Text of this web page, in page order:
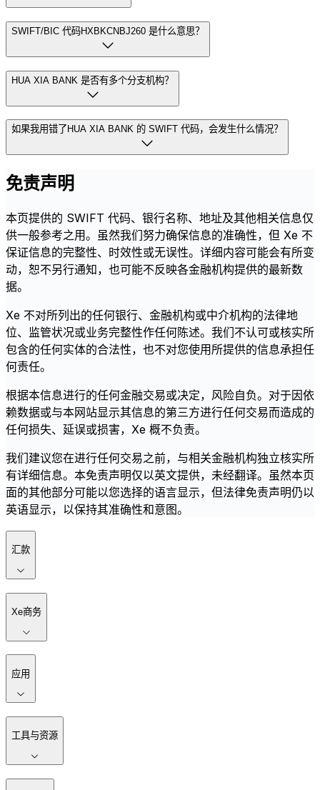
SWIFT/BIC 代码HXBKCNBJ260 是什么意思？
HUA XIA BANK 是否有多个分支机构？
如果我用错了HUA XIA BANK 的 SWIFT 代码，会发生什么情况？
免责声明
本页提供的 SWIFT 代码、银行名称、地址及其他相关信息仅
供一般参考之用。虽然我们努力确保信息的准确性，但 Xe 不
保证信息的完整性、时效性或无误性。详细内容可能会有所变
动，恕不另行通知，也可能不反映各金融机构提供的最新数
据。
Xe 不对所列出的任何银行、金融机构或中介机构的法律地
位、监管状况或业务完整性作任何陈述。我们不认可或核实所
包含的任何实体的合法性，也不对您使用所提供的信息承担任
何责任。
根据本信息进行的任何金融交易或决定，风险自负。对于因依
赖数据或与本网站显示其信息的第三方进行任何交易而造成的
任何损失、延误或损害，Xe 概不负责。
我们建议您在进行任何交易之前，与相关金融机构独立核实所
有详细信息。本免责声明仅以英文提供，未经翻译。虽然本页
面的其他部分可能以您选择的语言显示，但法律免责声明仍以
英语显示，以保持其准确性和意图。
汇款
Xe商务
应用
工具与资源